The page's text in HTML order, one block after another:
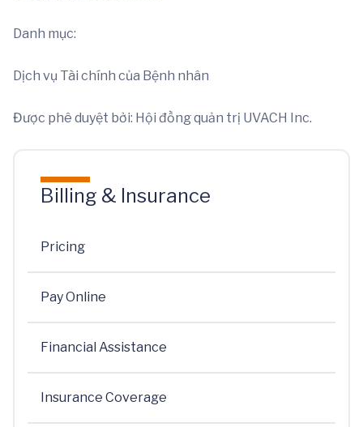
Danh mục:
Dịch vụ Tài chính của Bệnh nhân
Được phê duyệt bởi: Hội đồng quản trị UVACH Inc.
Billing & Insurance
Pricing
Pay Online
Financial Assistance
Insurance Coverage